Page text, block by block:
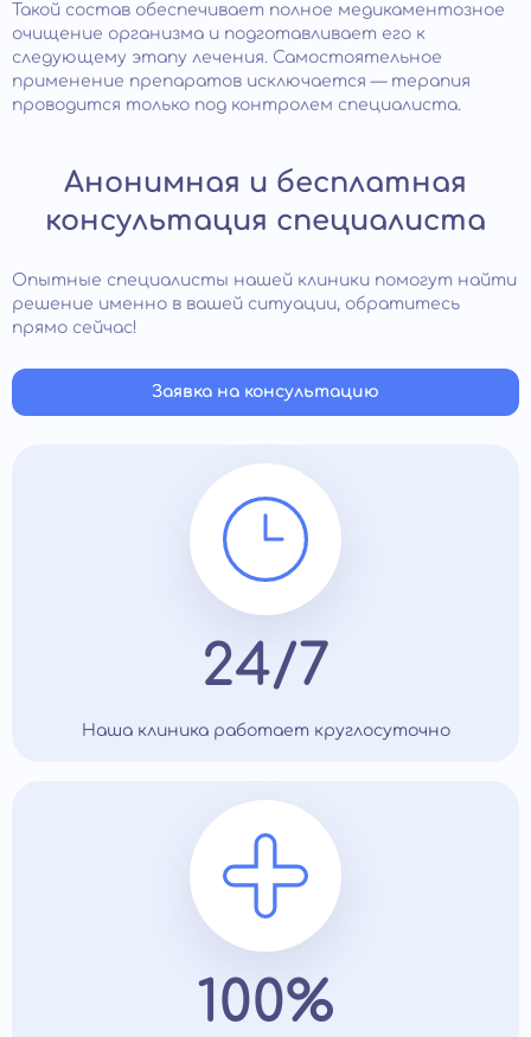
Такой состав обеспечивает полное медикаментозное
очищение организма и подготавливает его к
следующему этапу лечения. Самостоятельное
применение препаратов исключается — терапия
проводится только под контролем специалиста.
Анонимная и бесплатная
консультация специалиста
Опытные специалисты нашей клиники помогут найти
решение именно в вашей ситуации, обратитесь
прямо сейчас!
Заявка на консультацию
24/7
Наша клиника работает круглосуточно
100%